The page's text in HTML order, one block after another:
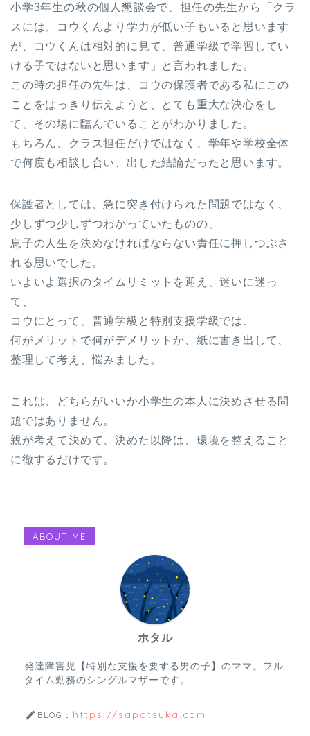
小学3年生の秋の個人懇談会で、担任の先生から「クラ
スには、コウくんより学力が低い子もいると思います
が、コウくんは相対的に見て、普通学級で学習してい
ける子ではないと思います」と言われました。
この時の担任の先生は、コウの保護者である私にこの
ことをはっきり伝えようと、とても重大な決心をし
て、その場に臨んでいることがわかりました。
もちろん、クラス担任だけではなく、学年や学校全体
で何度も相談し合い、出した結論だったと思います。
保護者としては、急に突き付けられた問題ではなく、
少しずつ少しずつわかっていたものの、
息子の人生を決めなければならない責任に押しつぶさ
れる思いでした。
いよいよ選択のタイムリミットを迎え、迷いに迷っ
て、
コウにとって、普通学級と特別支援学級では、
何がメリットで何がデメリットか、紙に書き出して、
整理して考え、悩みました。
これは、どちらがいいか小学生の本人に決めさせる問
題ではありません。
親が考えて決めて、決めた以降は、環境を整えること
に徹するだけです。
ABOUT ME
ホタル
発達障害児【特別な支援を要する男の子】のママ。フル
タイム勤務のシングルマザーです。
BLOG： https://sapotsuka.com